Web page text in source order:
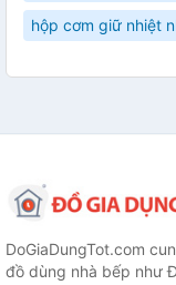
hộp cơm giữ nhiệt
DoGiaDungTot.com
đồ dùng nhà bếp như